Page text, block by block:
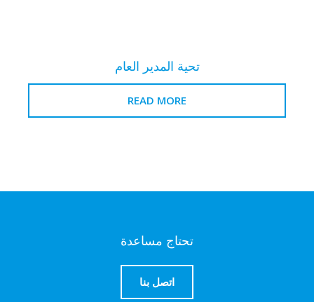
تحية المدير العام
READ MORE
تحتاج مساعدة
اتصل بنا